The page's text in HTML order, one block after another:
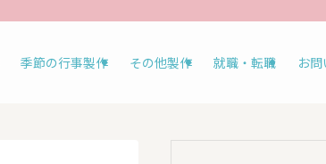
季節の行事製作 その他製作 就職・転職 お